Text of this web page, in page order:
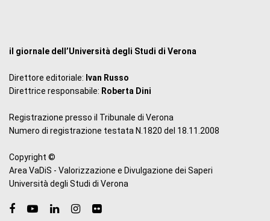
il giornale dell’Università degli Studi di Verona
Direttore editoriale: Ivan Russo
Direttrice responsabile: Roberta Dini
Registrazione presso il Tribunale di Verona
Numero di registrazione testata N.1820 del 18.11.2008
Copyright ©
Area VaDiS - Valorizzazione e Divulgazione dei Saperi
Università degli Studi di Verona